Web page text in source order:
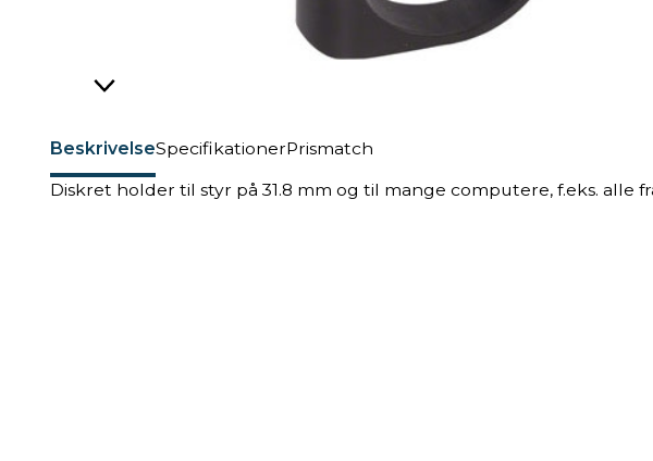
BeskrivelseSpecifikationerPrismatch
Diskret holder til styr på 31.8 mm og til mange computere, f.eks. alle